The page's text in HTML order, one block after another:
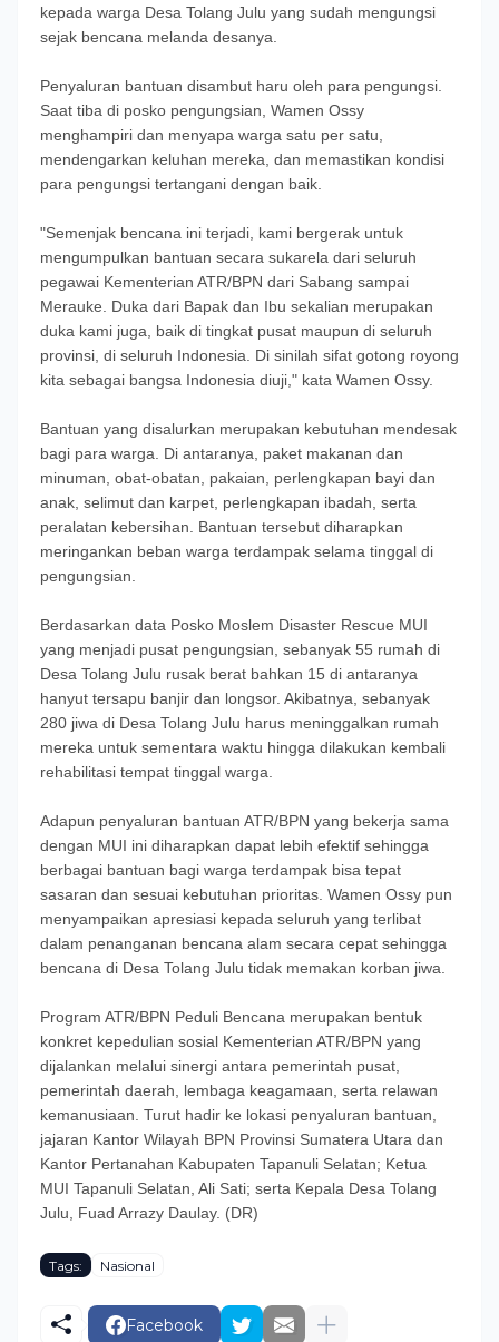
kepada warga Desa Tolang Julu yang sudah mengungsi
sejak bencana melanda desanya.
Penyaluran bantuan disambut haru oleh para pengungsi.
Saat tiba di posko pengungsian, Wamen Ossy
menghampiri dan menyapa warga satu per satu,
mendengarkan keluhan mereka, dan memastikan kondisi
para pengungsi tertangani dengan baik.
"Semenjak bencana ini terjadi, kami bergerak untuk
mengumpulkan bantuan secara sukarela dari seluruh
pegawai Kementerian ATR/BPN dari Sabang sampai
Merauke. Duka dari Bapak dan Ibu sekalian merupakan
duka kami juga, baik di tingkat pusat maupun di seluruh
provinsi, di seluruh Indonesia. Di sinilah sifat gotong royong
kita sebagai bangsa Indonesia diuji," kata Wamen Ossy.
Bantuan yang disalurkan merupakan kebutuhan mendesak
bagi para warga. Di antaranya, paket makanan dan
minuman, obat-obatan, pakaian, perlengkapan bayi dan
anak, selimut dan karpet, perlengkapan ibadah, serta
peralatan kebersihan. Bantuan tersebut diharapkan
meringankan beban warga terdampak selama tinggal di
pengungsian.
Berdasarkan data Posko Moslem Disaster Rescue MUI
yang menjadi pusat pengungsian, sebanyak 55 rumah di
Desa Tolang Julu rusak berat bahkan 15 di antaranya
hanyut tersapu banjir dan longsor. Akibatnya, sebanyak
280 jiwa di Desa Tolang Julu harus meninggalkan rumah
mereka untuk sementara waktu hingga dilakukan kembali
rehabilitasi tempat tinggal warga.
Adapun penyaluran bantuan ATR/BPN yang bekerja sama
dengan MUI ini diharapkan dapat lebih efektif sehingga
berbagai bantuan bagi warga terdampak bisa tepat
sasaran dan sesuai kebutuhan prioritas. Wamen Ossy pun
menyampaikan apresiasi kepada seluruh yang terlibat
dalam penanganan bencana alam secara cepat sehingga
bencana di Desa Tolang Julu tidak memakan korban jiwa.
Program ATR/BPN Peduli Bencana merupakan bentuk
konkret kepedulian sosial Kementerian ATR/BPN yang
dijalankan melalui sinergi antara pemerintah pusat,
pemerintah daerah, lembaga keagamaan, serta relawan
kemanusiaan. Turut hadir ke lokasi penyaluran bantuan,
jajaran Kantor Wilayah BPN Provinsi Sumatera Utara dan
Kantor Pertanahan Kabupaten Tapanuli Selatan; Ketua
MUI Tapanuli Selatan, Ali Sati; serta Kepala Desa Tolang
Julu, Fuad Arrazy Daulay. (DR)
Tags: Nasional
Facebook